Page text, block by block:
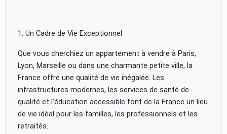
1. Un Cadre de Vie Exceptionnel
Que vous cherchiez un appartement à vendre à Paris,
Lyon, Marseille ou dans une charmante petite ville, la
France offre une qualité de vie inégalée. Les
infrastructures modernes, les services de santé de
qualité et l'éducation accessible font de la France un lieu
de vie idéal pour les familles, les professionnels et les
retraités.